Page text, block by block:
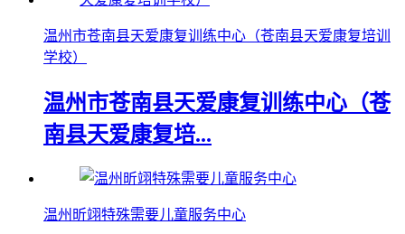
温州市苍南县天爱康复训练中心（苍南县天爱康复培训
学校）
温州市苍南县天爱康复训练中心（苍
南县天爱康复培...
温州昕翊特殊需要儿童服务中心